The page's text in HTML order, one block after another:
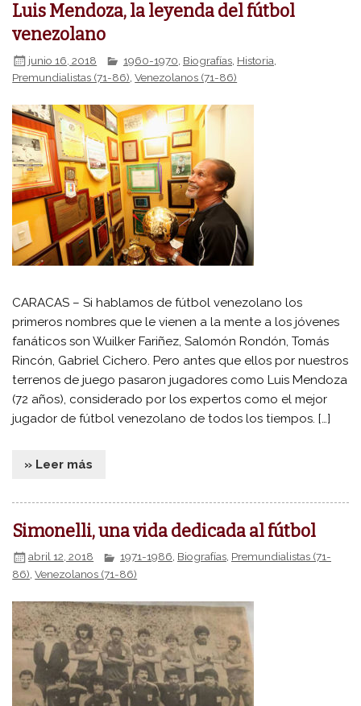
Luis Mendoza, la leyenda del fútbol
venezolano
junio 16, 2018 1960-1970 Biografías Historia
Premundialistas (71-86) ,Venezolanos (71-86)
CARACAS – Si hablamos de fútbol venezolano los
primeros nombres que le vienen a la mente a los jóvenes
fanáticos son Wuilker Fariñez, Salomón Rondón, Tomás
Rincón, Gabriel Cichero. Pero antes que ellos por nuestros
terrenos de juego pasaron jugadores como Luis Mendoza
(72 años), considerado por los expertos como el mejor
jugador de fútbol venezolano de todos los tiempos. […]
» Leer más
Simonelli, una vida dedicada al fútbol
abril 12, 2018 1971-1986, Biografías, Premundialistas (71-
86) ,Venezolanos (71-86)